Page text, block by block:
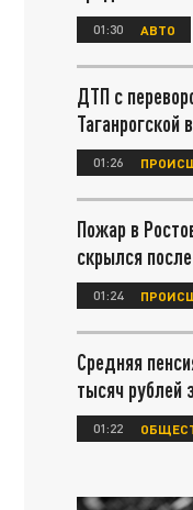
01:30 АВТО
ДТП с
Таганрогской
01:26
Пожар в
скрылся
01:24
Средняя
тысяч рублей
01:22